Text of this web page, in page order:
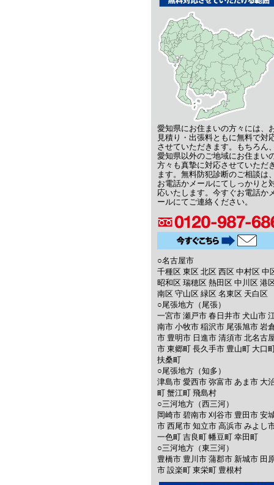
愛知県にお住まいの方々には、
見積り・出張料ともに無料で対
させていただきます。もちろん、
愛知県以外のご地域にお住まい
方々も真摯に対応させていただき
ます。無料防犯診断のご相談は、
お電話かメールにてしっかりと
応いたします。今すぐお電話か
ールにてご連絡ください。
○名古屋市
千種区 東区 北区 西区 中村区 中
昭和区 瑞穂区 熱田区 中川区 港区
南区 守山区 緑区 名東区 天白区
○尾張地方（尾張）
一宮市 瀬戸市 春日井市 犬山市
南市 小牧市 稲沢市 尾張旭市 岩
市 豊明市 日進市 清須市 北名古
市 東郷町 長久手市 豊山町 大口町
扶桑町
○尾張地方（知多）
津島市 愛西市 弥富市 あま市 大
町 蟹江町 飛島村
○三河地方（西三河）
岡崎市 碧南市 刈谷市 豊田市 安
市 西尾市 知立市 高浜市 みよし
一色町 吉良町 幡豆町 幸田町
○三河地方（東三河）
豊橋市 豊川市 蒲郡市 新城市 田
市 設楽町 東栄町 豊根村